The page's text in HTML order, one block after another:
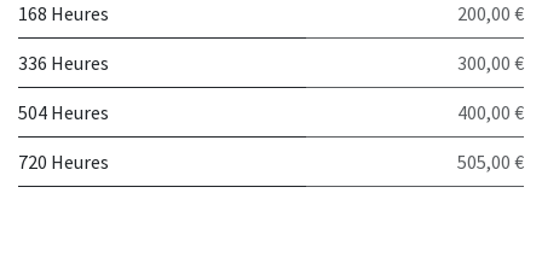
168 Heures 200,00 €
336 Heures 300,00 €
504 Heures 400,00 €
720 Heures 505,00 €